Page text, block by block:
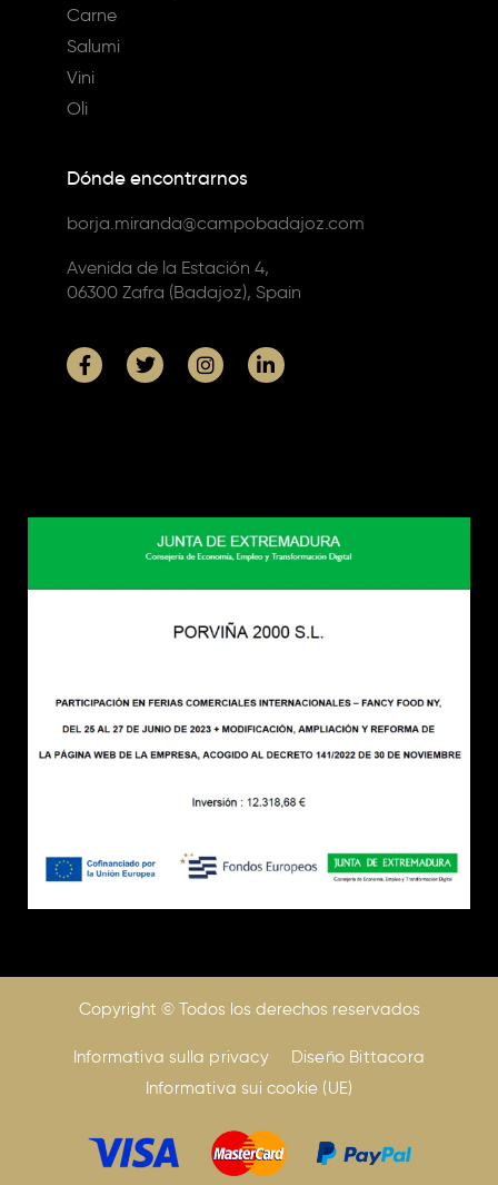
Carne
Salumi
Vini
Oli
Dónde encontrarnos
borja.miranda@campobadajoz.com
Avenida de la Estación 4,
06300 Zafra (Badajoz), Spain
Copyright © Todos los derechos reservados
Informativa sulla privacy
Diseño Bittacora
Informativa sui cookie (UE)